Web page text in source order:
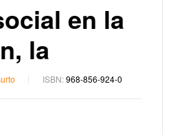
en la
la
ISBN:968-856-924-0